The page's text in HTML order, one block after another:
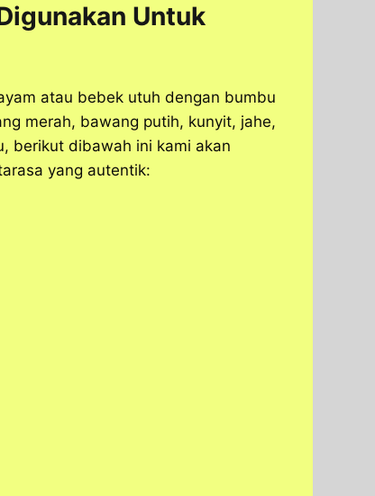
Untuk
atau bebek utuh dengan bumbu
merah, bawang putih, kunyit, jahe,
berikut dibawah ini kami akan
yang autentik: